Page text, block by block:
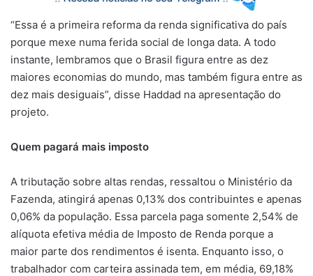
“Essa é a primeira reforma da renda significativa do país
porque mexe numa ferida social de longa data. A todo
instante, lembramos que o Brasil figura entre as dez
maiores economias do mundo, mas também figura entre as
dez mais desiguais”, disse Haddad na apresentação do
projeto.
Quem pagará mais imposto
A tributação sobre altas rendas, ressaltou o Ministério da
Fazenda, atingirá apenas 0,13% dos contribuintes e apenas
0,06% da população. Essa parcela paga somente 2,54% de
alíquota efetiva média de Imposto de Renda porque a
maior parte dos rendimentos é isenta. Enquanto isso, o
trabalhador com carteira assinada tem, em média, 69,18%